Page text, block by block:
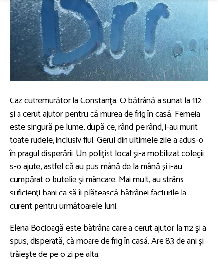
Caz cutremurător la Constanţa. O bătrână a sunat la 112
şi a cerut ajutor pentru că murea de frig în casă. Femeia
este singură pe lume, după ce, rând pe rând, i-au murit
toate rudele, inclusiv fiul. Gerul din ultimele zile a adus-o
în pragul disperării. Un poliţist local şi-a mobilizat colegii
s-o ajute, astfel că au pus mână de la mână şi i-au
cumpărat o butelie şi mâncare. Mai mult, au strâns
suficienţi bani ca să îi plătească bătrânei facturile la
curent pentru următoarele luni.
Elena Bocioagă este bătrâna care a cerut ajutor la 112 şi a
spus, disperată, că moare de frig în casă. Are 83 de ani şi
trăieşte de pe o zi pe alta.